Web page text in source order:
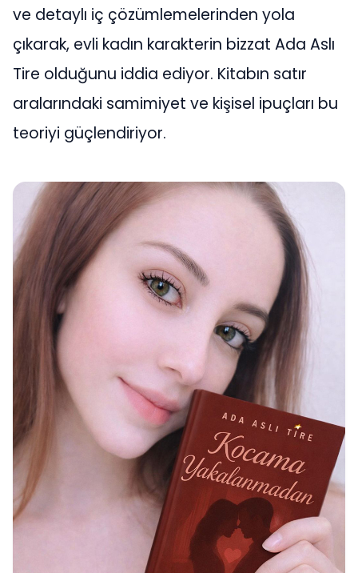
ve detaylı iç çözümlemelerinden yola
çıkarak, evli kadın karakterin bizzat Ada Aslı
Tire olduğunu iddia ediyor. Kitabın satır
aralarındaki samimiyet ve kişisel ipuçları bu
teoriyi güçlendiriyor.